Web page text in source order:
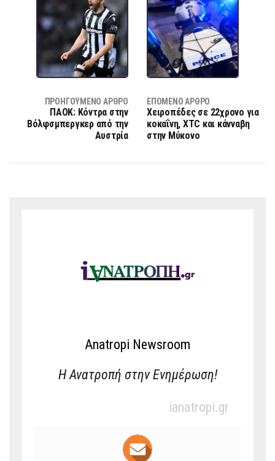
ΠΡΟΗΓΟΎΜΕΝΟ ΆΡΘΡΟ
ΠΑΟΚ: Κόντρα στην
Βόλφσμπεργκερ από την
Αυστρία
ΕΠΌΜΕΝΟ ΆΡΘΡΟ
Χειροπέδες σε 22χρονο για
κοκαΐνη, XTC και κάνναβη
στην Μύκονο
Anatropi Newsroom
Η Ανατροπή στην Ενημέρωση!
ianatropi.gr